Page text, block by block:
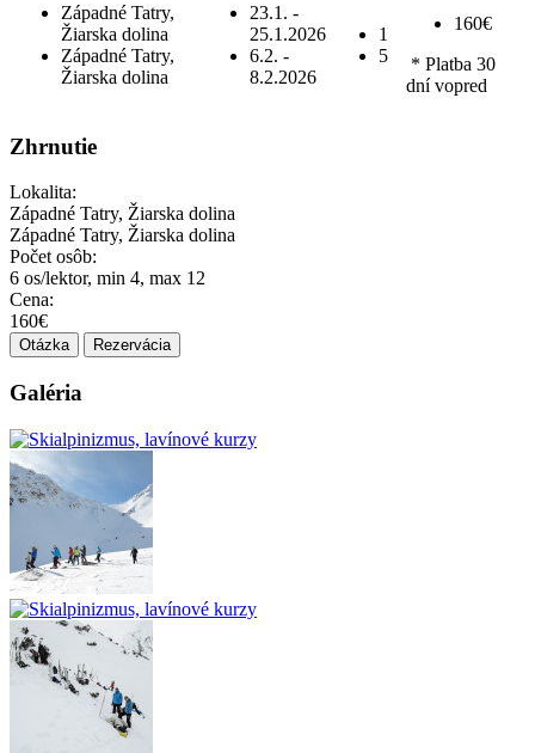
Západné Tatry,
Žiarska dolina
Západné Tatry,
Žiarska dolina
23.1. -
25.1.2026
6.2. -
8.2.2026
1
5
160€
* Platba 30
dní vopred
Zhrnutie
Lokalita:
Západné Tatry, Žiarska dolina
Západné Tatry, Žiarska dolina
Počet osôb:
6 os/lektor, min 4, max 12
Cena:
160€
Otázka Rezervácia
Galéria